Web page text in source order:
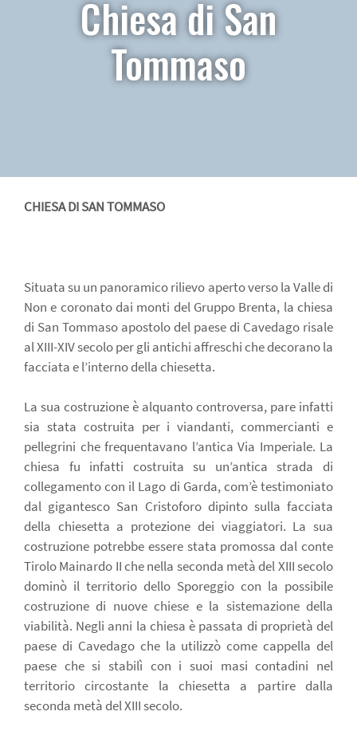
Chiesa di San
Tommaso
CHIESA DI SAN TOMMASO
Situata su un panoramico rilievo aperto verso la Valle di
Non e coronato dai monti del Gruppo Brenta, la chiesa
di San Tommaso apostolo del paese di Cavedago risale
al XIII-XIV secolo per gli antichi affreschi che decorano la
facciata e l’interno della chiesetta.
La sua costruzione è alquanto controversa, pare infatti
sia stata costruita per i viandanti, commercianti e
pellegrini che frequentavano l’antica Via Imperiale. La
chiesa fu infatti costruita su un’antica strada di
collegamento con il Lago di Garda, com’è testimoniato
dal gigantesco San Cristoforo dipinto sulla facciata
della chiesetta a protezione dei viaggiatori. La sua
costruzione potrebbe essere stata promossa dal conte
Tirolo Mainardo II che nella seconda metà del XIII secolo
dominò il territorio dello Sporeggio con la possibile
costruzione di nuove chiese e la sistemazione della
viabilità. Negli anni la chiesa è passata di proprietà del
paese di Cavedago che la utilizzò come cappella del
paese che si stabilì con i suoi masi contadini nel
territorio circostante la chiesetta a partire dalla
seconda metà del XIII secolo.